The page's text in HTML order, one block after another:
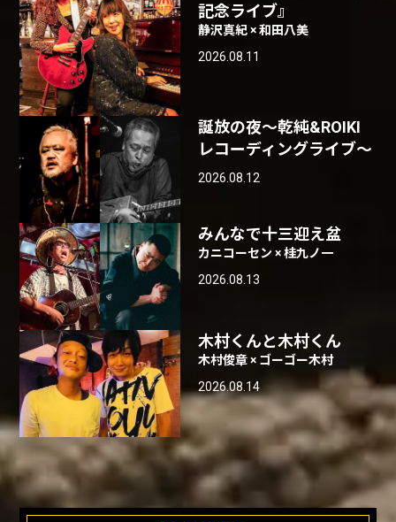
記念ライブ』
静沢真紀 × 和田八美
2026.08.11
誕放の夜〜乾純&ROIKI
レコーディングライブ〜
2026.08.12
みんなで十三迎え盆
カニコーセン × 桂九ノ一
2026.08.13
木村くんと木村くん
木村俊章 × ゴーゴー木村
2026.08.14